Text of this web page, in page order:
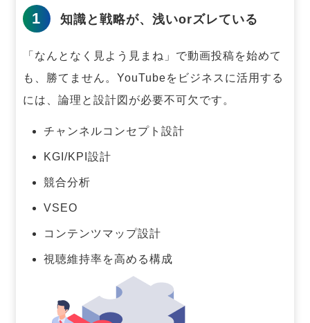
1 知識と戦略が、浅いorズレている
「なんとなく見よう見まね」で動画投稿を始めて
も、勝てません。 YouTubeをビジネスに活用する
には、論理と設計図が必要不可欠です。
チャンネルコンセプト設計
KGI/KPI設計
競合分析
VSEO
コンテンツマップ設計
視聴維持率を高める構成